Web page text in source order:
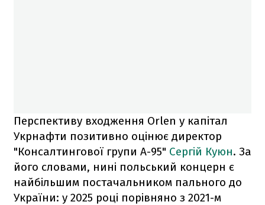
Перспективу входження Orlen у капітал
Укрнафти позитивно оцінює директор
"Консалтингової групи А-95" Сергій Куюн. За
його словами, нині польський концерн є
найбільшим постачальником пального до
України: у 2025 році порівняно з 2021-м